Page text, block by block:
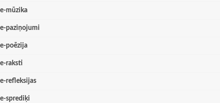
e-mūzika
e-paziņojumi
e-poēzija
e-raksti
e-refleksijas
e-sprediķi